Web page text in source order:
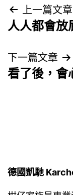
文
章
導
覽
上一篇文章
人人都會放
下一篇文章
看了後，
德國凱馳